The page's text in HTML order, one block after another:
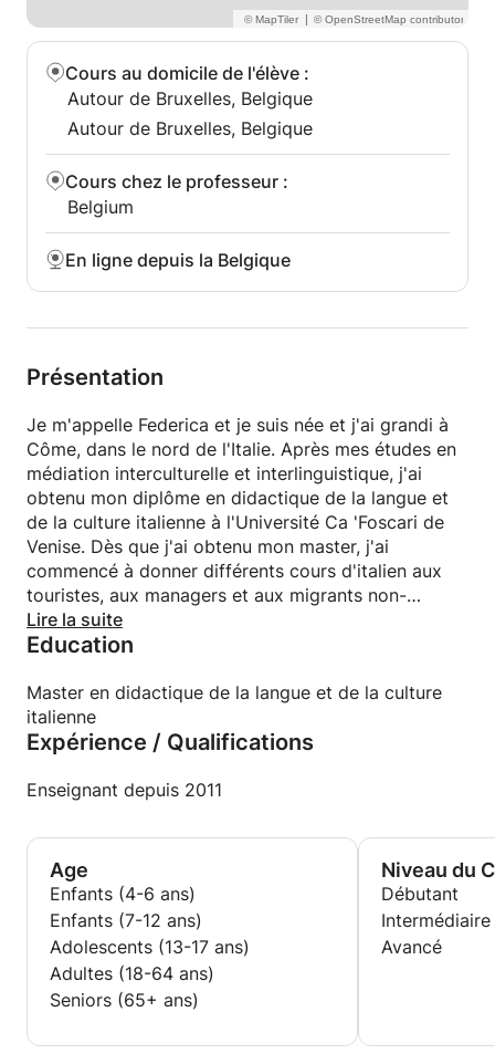
|
Cours au domicile de l'élève :
Autour de Bruxelles, Belgique
Autour de Bruxelles, Belgique
Cours chez le professeur :
Belgium
En ligne depuis la Belgique
Présentation
Je m'appelle Federica et je suis née et j'ai grandi à
Côme, dans le nord de l'Italie. Après mes études en
médiation interculturelle et interlinguistique, j'ai
obtenu mon diplôme en didactique de la langue et
de la culture italienne à l'Université Ca 'Foscari de
Venise. Dès que j'ai obtenu mon master, j'ai
commencé à donner différents cours d'italien aux
touristes, aux managers et aux migrants non-
européens.
J'ai ensuite décidé de déménager à Bruxelles, en
différentes écoles, aux adultes et aux enfants
bilingues.
Fan de photographie, de cinéma et de littérature, je
Lire la suite
Education
Master en didactique de la langue et de la culture
italienne
Expérience / Qualifications
Enseignant depuis 2011
Age
Enfants (4-6 ans)
Enfants (7-12 ans)
Adolescents (13-17 ans)
Adultes (18-64 ans)
Seniors (65+ ans)
Niveau du
Débutant
Intermédiaire
Avancé